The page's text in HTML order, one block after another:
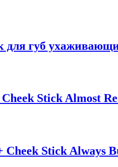
для губ
Stick Almost
Stick Always